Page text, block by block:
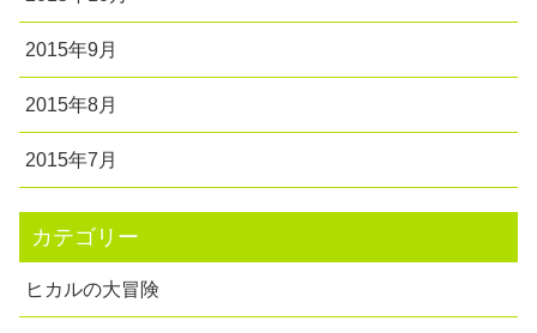
2015年9月
2015年8月
2015年7月
カテゴリー
ヒカルの大冒険